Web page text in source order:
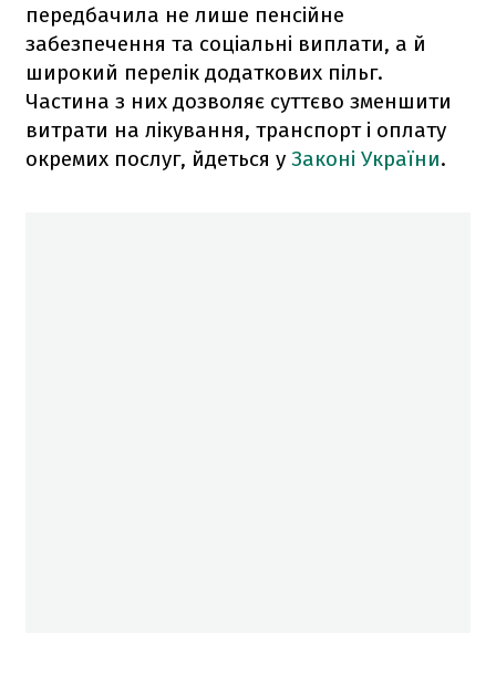
передбачила не лише пенсійне
забезпечення та соціальні виплати, а й
широкий перелік додаткових пільг.
Частина з них дозволяє суттєво зменшити
витрати на лікування, транспорт і оплату
окремих послуг, йдеться у Законі України.